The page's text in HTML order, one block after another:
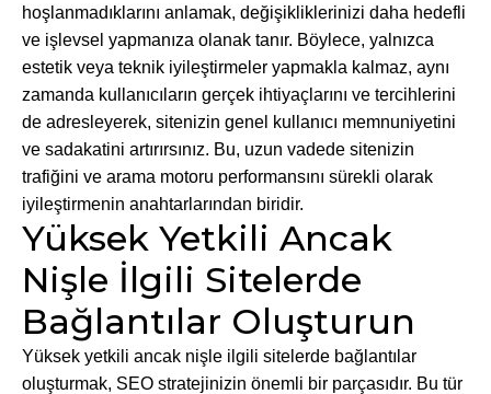
hoşlanmadıklarını anlamak, değişikliklerinizi daha hedefli
ve işlevsel yapmanıza olanak tanır. Böylece, yalnızca
estetik veya teknik iyileştirmeler yapmakla kalmaz, aynı
zamanda kullanıcıların gerçek ihtiyaçlarını ve tercihlerini
de adresleyerek, sitenizin genel kullanıcı memnuniyetini
ve sadakatini artırırsınız. Bu, uzun vadede sitenizin
trafiğini ve arama motoru performansını sürekli olarak
iyileştirmenin anahtarlarından biridir.
Yüksek Yetkili Ancak
Nişle İlgili Sitelerde
Bağlantılar Oluşturun
Yüksek yetkili ancak nişle ilgili sitelerde bağlantılar
oluşturmak, SEO stratejinizin önemli bir parçasıdır. Bu tür